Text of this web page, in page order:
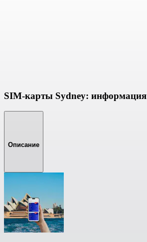
SIM-карты Sydney: информация
Описание